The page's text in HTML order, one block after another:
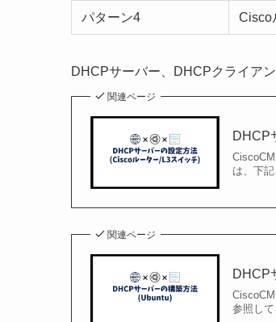
パターン4 Cisco
DHCPサーバー、DHCPクライア
関連ページ
DHCP
は、下
関連ページ
DHCP
参照し